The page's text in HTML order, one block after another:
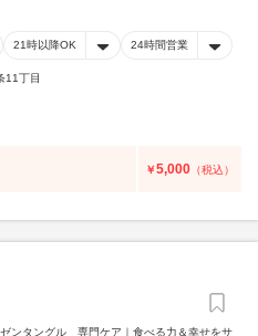
21時以降OK 24時間営業
11丁目
￥5,000 （税込）
ンタングル 専門ケア｜食べる力＆幸せをサ